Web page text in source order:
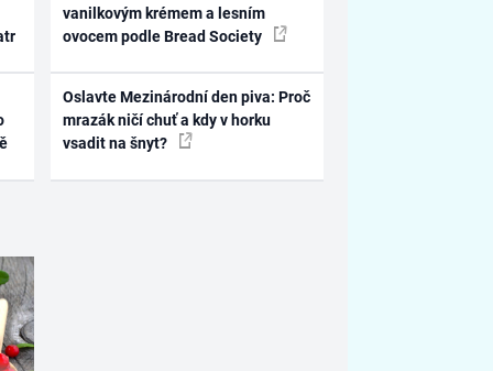
vanilkovým krémem a lesním
ovocem podle Bread Society
Oslavte Mezinárodní den piva: Proč
mrazák ničí chuť a kdy v horku
vsadit na šnyt?